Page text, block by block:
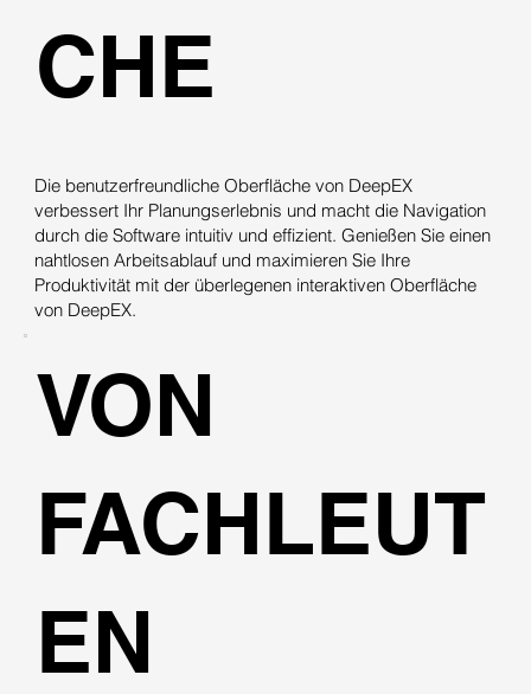
Die benutzerfreundliche Oberfläche von DeepEX
verbessert Ihr Planungserlebnis und macht die Navigation
durch die Software intuitiv und effizient. Genießen Sie einen
nahtlosen Arbeitsablauf und maximieren Sie Ihre
Produktivität mit der überlegenen interaktiven Oberfläche
von DeepEX.
CHE
VON
FACHLEUT
EN